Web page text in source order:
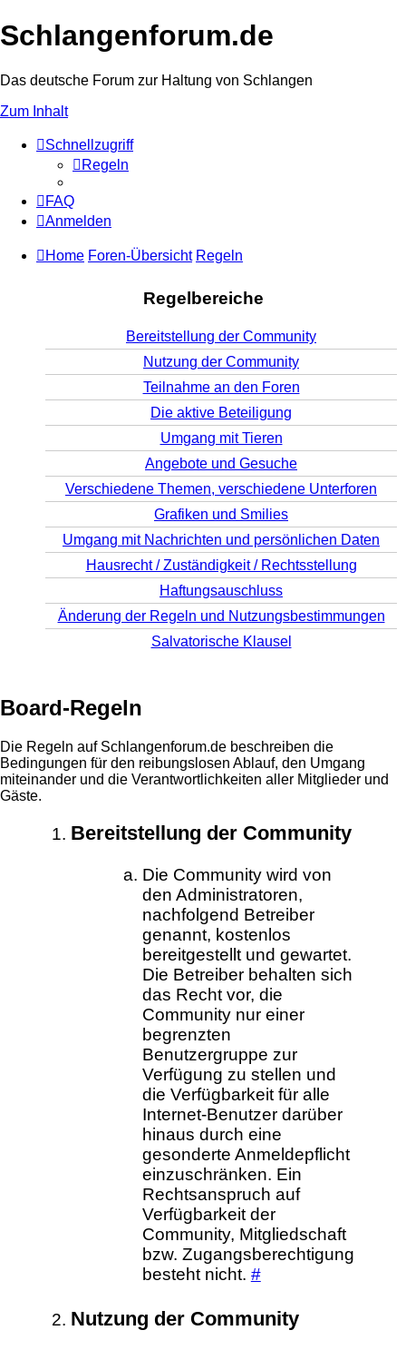
Schlangenforum.de
Das deutsche Forum zur Haltung von Schlangen
Zum Inhalt
Schnellzugriff
Regeln
FAQ
Anmelden
Home Foren-Übersicht Regeln
Regelbereiche
Bereitstellung der Community
Nutzung der Community
Teilnahme an den Foren
Die aktive Beteiligung
Umgang mit Tieren
Angebote und Gesuche
Verschiedene Themen, verschiedene Unterforen
Grafiken und Smilies
Umgang mit Nachrichten und persönlichen Daten
Hausrecht / Zuständigkeit / Rechtsstellung
Haftungsauschluss
Änderung der Regeln und Nutzungsbestimmungen
Salvatorische Klausel
Board-Regeln
Die Regeln auf Schlangenforum.de beschreiben die
Bedingungen für den reibungslosen Ablauf, den Umgang
miteinander und die Verantwortlichkeiten aller Mitglieder und
Gäste.
Bereitstellung der Community
Die Community wird von
den Administratoren,
nachfolgend Betreiber
genannt, kostenlos
bereitgestellt und gewartet.
Die Betreiber behalten sich
das Recht vor, die
Community nur einer
begrenzten
Benutzergruppe zur
Verfügung zu stellen und
die Verfügbarkeit für alle
Internet-Benutzer darüber
hinaus durch eine
gesonderte Anmeldepflicht
einzuschränken. Ein
Rechtsanspruch auf
Verfügbarkeit der
Community, Mitgliedschaft
bzw. Zugangsberechtigung
besteht nicht. #
Nutzung der Community